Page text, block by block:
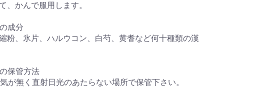
、かんで服用します。
成分
粉、氷片、ハルウコン、白芍、黄耆など何十種類の漢
保管方法
が無く直射日光のあたらない場所で保管下さい。